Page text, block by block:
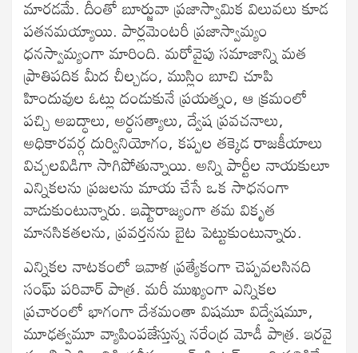
మారడమే. దీంతో బూర్జువా ప్రజాస్వామిక విలువలు కూడ
పతనమయ్యాయి. పార్లమెంటరీ ప్రజాస్వామ్యం
ధనస్వామ్యంగా మారింది. మరోవైపు సమాజాన్ని మత
ప్రాతిపదిక మీద చీల్చడం, ముస్లిం బూచి చూపి
హిందువుల ఓట్లు దండుకునే ప్రయత్నం, ఆ క్రమంలో
పచ్చి అబద్ధాలు, అర్ధసత్యాలు, ద్వేష ప్రవచనాలు,
అధికారవర్గ దుర్వినియోగం, కప్పల తక్కెడ రాజకీయాలు
విచ్చలవిడిగా సాగిపోతున్నాయి. అన్ని పార్టీల నాయకులూ
ఎన్నికలను ప్రజలను మాయ చేసే ఒక సాధనంగా
వాడుకుంటున్నారు. ఇష్టారాజ్యంగా తమ వికృత
మానసికతలను, ప్రవర్తనను బైట పెట్టుకుంటున్నారు.
ఎన్నికల నాటకంలో ఇవాళ ప్రత్యేకంగా చెప్పవలసినది
సంఘ్‌ పరివార్‌ పాత్ర. మరీ ముఖ్యంగా ఎన్నికల
ప్రచారంలో భాగంగా దేశమంతా విషమూ విద్వేషమూ,
మూఢత్వమూ వ్యాపింపజేస్తున్న నరేంద్ర మోడీ పాత్ర. ఇరవై